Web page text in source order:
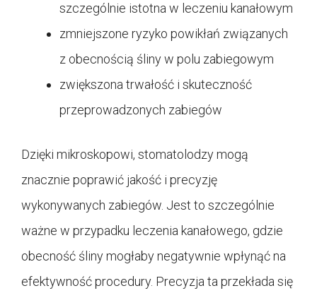
szczególnie istotna w leczeniu kanałowym
zmniejszone ryzyko powikłań związanych
z obecnością śliny w polu zabiegowym
zwiększona trwałość i skuteczność
przeprowadzonych zabiegów
Dzięki mikroskopowi, stomatolodzy mogą
znacznie poprawić jakość i precyzję
wykonywanych zabiegów. Jest to szczególnie
ważne w przypadku leczenia kanałowego, gdzie
obecność śliny mogłaby negatywnie wpłynąć na
efektywność procedury. Precyzja ta przekłada się